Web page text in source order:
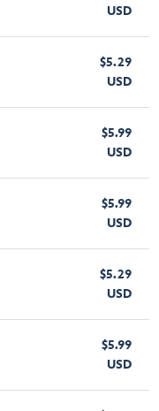
USD
$5.29
USD
$5.99
USD
$5.99
USD
$5.29
USD
$5.99
USD